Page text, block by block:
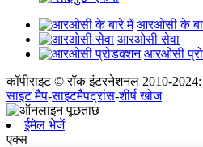
आरओसी के
आरओसी सेवा
आरओसी
कॉपीराइट © रॉक इंटरनेशनल 2010-2024:
साइट मैप-साइटमैपट्रांस-शीर्ष खोज
ईमेल भेजें
एक्स